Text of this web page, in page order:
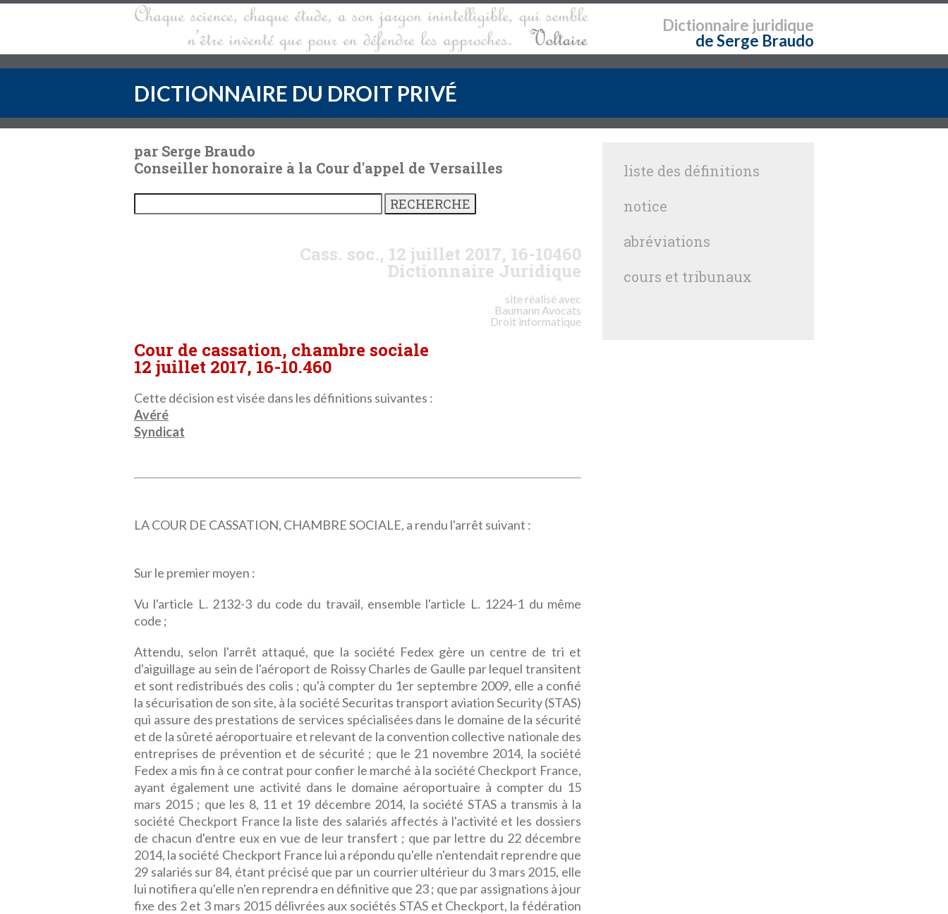
Dictionnaire juridique
de Serge Braudo
DICTIONNAIRE DU DROIT PRIVÉ
par Serge Braudo
Conseiller honoraire à la Cour d'appel de Versailles
Cass. soc., 12 juillet 2017, 16-10460
Dictionnaire Juridique
site réalisé avec
Baumann Avocats
Droit informatique
Cour de cassation, chambre sociale
12 juillet 2017, 16-10.460
Cette décision est visée dans les définitions suivantes :
Avéré
Syndicat
LA COUR DE CASSATION, CHAMBRE SOCIALE, a rendu l'arrêt suivant :
Sur le premier moyen :
Vu l'article L. 2132-3 du code du travail, ensemble l'article L. 1224-1 du même
code ;
Attendu, selon l'arrêt attaqué, que la société Fedex gère un centre de tri et
d'aiguillage au sein de l'aéroport de Roissy Charles de Gaulle par lequel transitent
et sont redistribués des colis ; qu'à compter du 1er septembre 2009, elle a confié
la sécurisation de son site, à la société Securitas transport aviation Security (STAS)
qui assure des prestations de services spécialisées dans le domaine de la sécurité
et de la sûreté aéroportuaire et relevant de la convention collective nationale des
entreprises de prévention et de sécurité ; que le 21 novembre 2014, la société
Fedex a mis fin à ce contrat pour confier le marché à la société Checkport France,
ayant également une activité dans le domaine aéroportuaire à compter du 15
mars 2015 ; que les 8, 11 et 19 décembre 2014, la société STAS a transmis à la
société Checkport France la liste des salariés affectés à l'activité et les dossiers
de chacun d'entre eux en vue de leur transfert ; que par lettre du 22 décembre
2014, la société Checkport France lui a répondu qu'elle n'entendait reprendre que
29 salariés sur 84, étant précisé que par un courrier ultérieur du 3 mars 2015, elle
lui notifiera qu'elle n'en reprendra en définitive que 23 ; que par assignations à jour
fixe des 2 et 3 mars 2015 délivrées aux sociétés STAS et Checkport, la fédération
liste des définitions
notice
abréviations
cours et tribunaux